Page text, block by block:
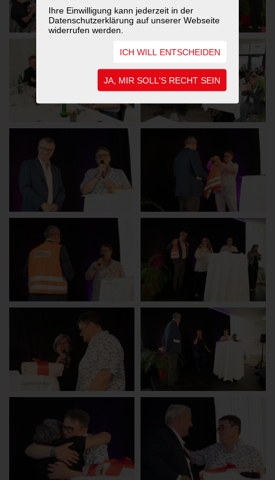
Ihre Einwilligung kann jederzeit in der
Datenschutzerklärung auf unserer Webseite
widerrufen werden.
ICH WILL ENTSCHEIDEN
JA, MIR SOLL'S RECHT SEIN